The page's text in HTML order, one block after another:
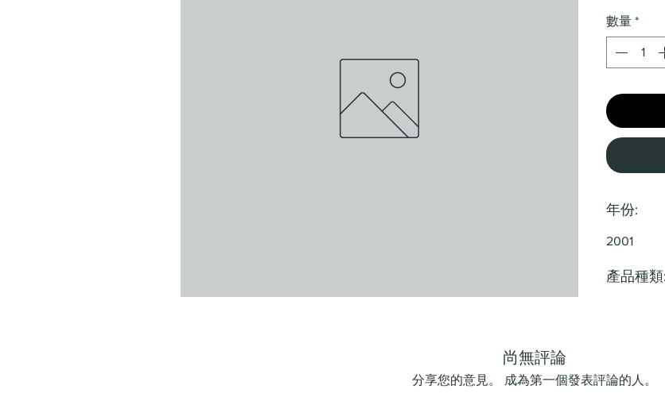
數量 *
年份:
2001
產品種類:
尚無評論
分享您的意見。 成為第一個發表評論的人。